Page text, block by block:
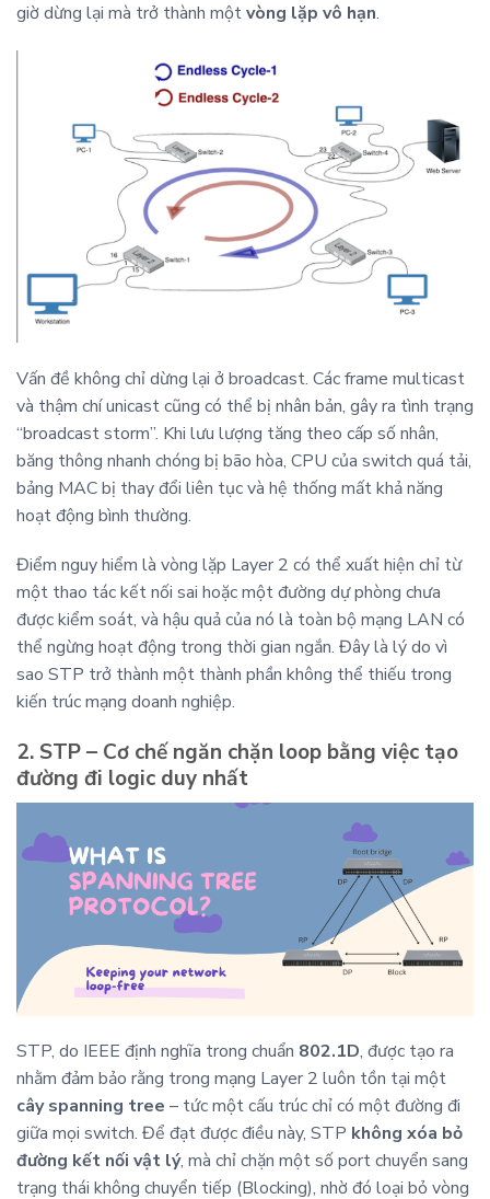
giờ dừng lại mà trở thành mộtvòng lặp vô hạn.
Vấn đề không chỉ dừng lại ở broadcast. Các frame multicast
và thậm chí unicast cũng có thể bị nhân bản, gây ra tình trạng
“broadcast storm”. Khi lưu lượng tăng theo cấp số nhân,
băng thông nhanh chóng bị bão hòa, CPU của switch quá tải,
bảng MAC bị thay đổi liên tục và hệ thống mất khả năng
hoạt động bình thường.
Điểm nguy hiểm là vòng lặp Layer 2 có thể xuất hiện chỉ từ
một thao tác kết nối sai hoặc một đường dự phòng chưa
được kiểm soát, và hậu quả của nó là toàn bộ mạng LAN có
thể ngừng hoạt động trong thời gian ngắn. Đây là lý do vì
sao STP trở thành một thành phần không thể thiếu trong
kiến trúc mạng doanh nghiệp.
2. STP – Cơ chế ngăn chặn loop bằng việc tạo
đường đi logic duy nhất
STP, do IEEE định nghĩa trong chuẩn 802.1D, được tạo ra
nhằm đảm bảo rằng trong mạng Layer 2 luôn tồn tại một
cây spanning tree – tức một cấu trúc chỉ có một đường đi
giữa mọi switch. Để đạt được điều này, STP không xóa bỏ
đường kết nối vật lý, mà chỉ chặn một số port chuyển sang
trạng thái không chuyển tiếp (Blocking), nhờ đó loại bỏ vòng